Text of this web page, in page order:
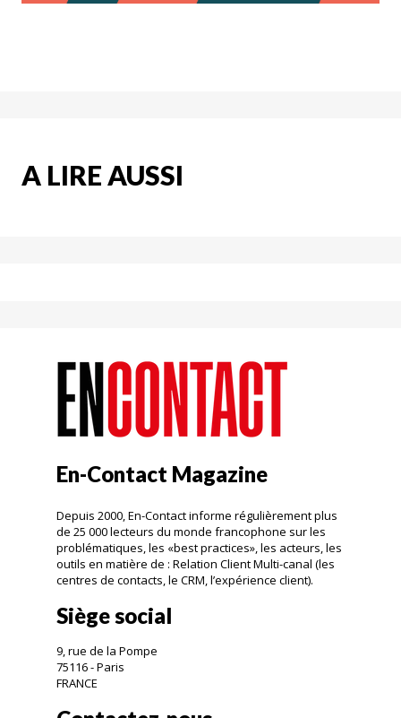
A LIRE AUSSI
En-Contact Magazine
Depuis 2000, En-Contact informe régulièrement plus
de 25 000 lecteurs du monde francophone sur les
problématiques, les «best practices», les acteurs, les
outils en matière de : Relation Client Multi-canal (les
centres de contacts, le CRM, l’expérience client).
Siège social
9, rue de la Pompe
75116 - Paris
FRANCE